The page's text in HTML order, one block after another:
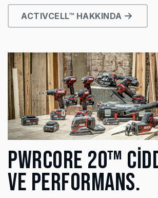
ACTIVCELL™ HAKKINDA
PWRCORE 20™
VE PERFORMANS.